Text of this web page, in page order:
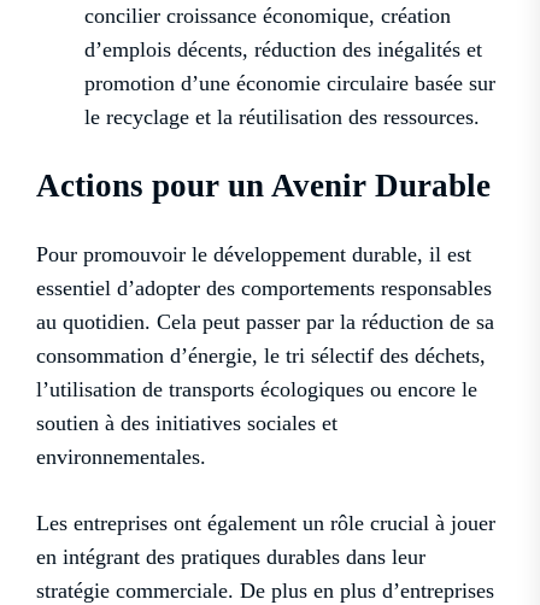
concilier croissance économique, création
d’emplois décents, réduction des inégalités et
promotion d’une économie circulaire basée sur
le recyclage et la réutilisation des ressources.
Actions pour un Avenir Durable
Pour promouvoir le développement durable, il est
essentiel d’adopter des comportements responsables
au quotidien. Cela peut passer par la réduction de sa
consommation d’énergie, le tri sélectif des déchets,
l’utilisation de transports écologiques ou encore le
soutien à des initiatives sociales et
environnementales.
Les entreprises ont également un rôle crucial à jouer
en intégrant des pratiques durables dans leur
stratégie commerciale. De plus en plus d’entreprises